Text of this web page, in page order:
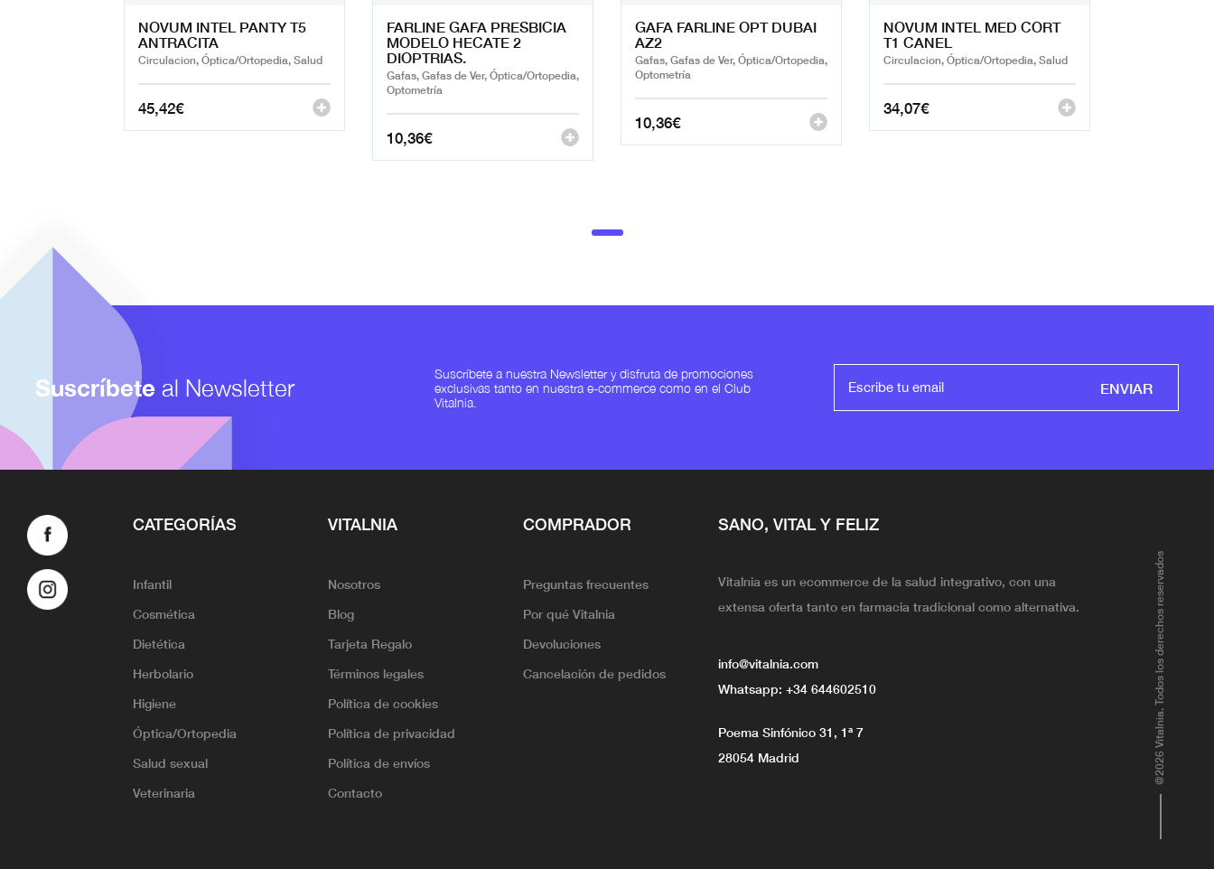
NOVUM INTEL PANTY T5
ANTRACITA
Circulacion, Óptica/Ortopedia, Salud
45,42€
FARLINE GAFA PRESBICIA
MODELO HECATE 2
DIOPTRIAS.
Gafas, Gafas de Ver, Óptica/Ortopedia,
Optometría
10,36€
GAFA FARLINE OPT DUBAI
AZ2
Gafas, Gafas de Ver, Óptica/Ortopedia,
Optometría
10,36€
NOVUM INTEL MED CORT
T1 CANEL
Circulacion, Óptica/Ortopedia, Salud
34,07€
Suscríbete al Newsletter
Suscríbete a nuestra Newsletter y disfruta de promociones
exclusivas tanto en nuestra e-commerce como en el Club
Vitalnia.
ENVIAR
CATEGORÍAS
Infantil
Cosmética
Dietética
Herbolario
Higiene
Óptica/Ortopedia
Salud sexual
Veterinaria
VITALNIA
Nosotros
Blog
Tarjeta Regalo
Términos legales
Política de cookies
Política de privacidad
Política de envíos
Contacto
COMPRADOR
Preguntas frecuentes
Por qué Vitalnia
Devoluciones
Cancelación de pedidos
SANO, VITAL Y FELIZ
Vitalnia es un ecommerce de la salud integrativo, con una
extensa oferta tanto en farmacia tradicional como alternativa.
info@vitalnia.com
Whatsapp: +34 644602510
Poema Sinfónico 31, 1ª 7
28054 Madrid
@2026 Vitalnia. Todos los derechos reservados